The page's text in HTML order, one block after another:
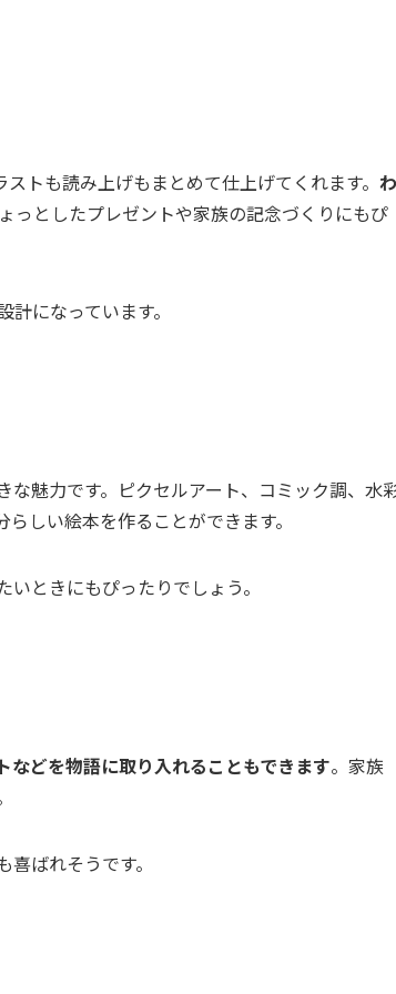
トも読み上げもまとめて仕上げてくれます。 わ
っとしたプレゼントや家族の記念づくりにもぴ
になっています。
な魅力です。ピクセルアート、コミック調、水
しい絵本を作ることができます。
ときにもぴったりでしょう。
どを物語に取り入れることもできます。家族
ばれそうです。